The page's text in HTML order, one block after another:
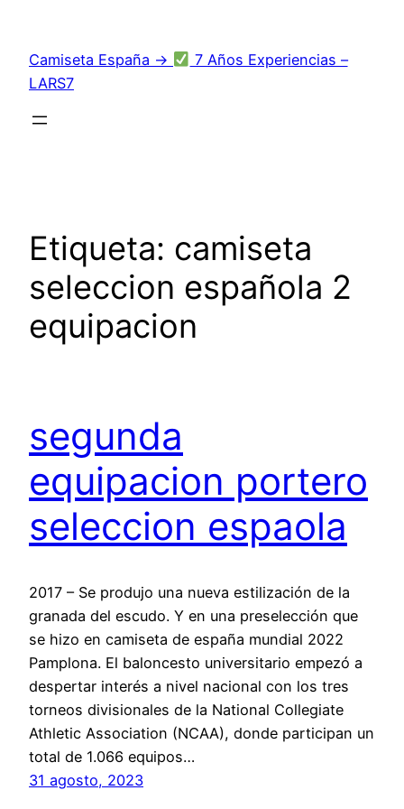
contenido
Camiseta España →
7 Años Experiencias –
LARS7
Etiqueta: camiseta
seleccion española 2
equipacion
segunda
equipacion portero
seleccion espaola
2017 – Se produjo una nueva estilización de la
granada del escudo. Y en una preselección que
se hizo en camiseta de españa mundial 2022
Pamplona. El baloncesto universitario empezó a
despertar interés a nivel nacional con los tres
torneos divisionales de la National Collegiate
Athletic Association (NCAA), donde participan un
total de 1.066 equipos…
31 agosto, 2023